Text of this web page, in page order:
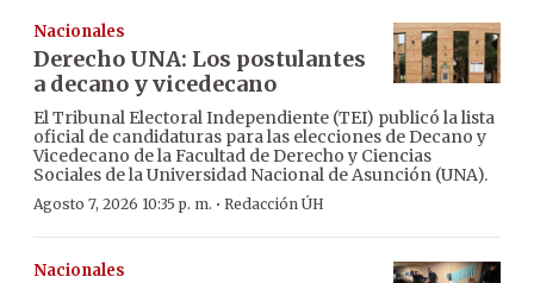
Nacionales
Derecho UNA: Los postulantes
a decano y vicedecano
El Tribunal Electoral Independiente (TEI) publicó la lista
oficial de candidaturas para las elecciones de Decano y
Vicedecano de la Facultad de Derecho y Ciencias
Sociales de la Universidad Nacional de Asunción (UNA).
Agosto 7, 2026 10:35 p. m. · Redacción ÚH
Nacionales